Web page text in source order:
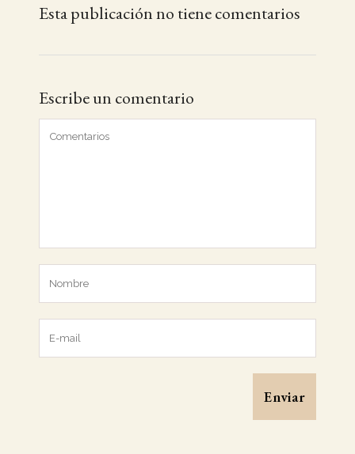
Esta publicación no tiene comentarios
Escribe un comentario